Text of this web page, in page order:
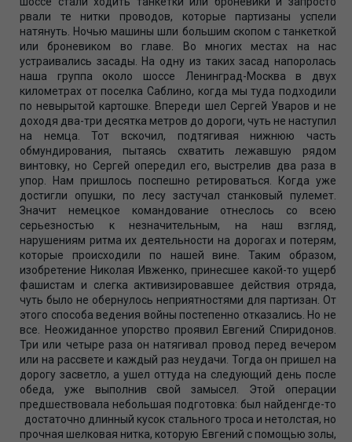
рвали те нитки проводов, которые партизаны успели
натянуть. Ночью машины шли большим скопом с танкеткой
или броневиком во главе. Во многих местах на нас
устраивались засады. На одну из таких засад напоролась
наша группа около шоссе Ленинград-Москва в двух
километрах от поселка Саблино, когда мы туда подходили
по невырытой картошке. Впереди шел Сергей Уваров и не
доходя два-три десятка метров до дороги, чуть не наступил
на немца. Тот вскочил, подтягивая нижнюю часть
обмундирования, пытаясь схватить лежавшую рядом
винтовку, но Сергей опередил его, выстрелив два раза в
упор. Нам пришлось поспешно ретироваться. Когда уже
достигли опушки, по лесу застучал станковый пулемет.
Значит немецкое командование отнеслось со всею
серьезностью к незначительным, на наш взгляд,
нарушениям ритма их деятельности на дорогах и потерям,
которые происходили по нашей вине. Таким образом,
изобретение Николая Ивженко, принесшее какой-то ущерб
фашистам и слегка активизировавшее действия отряда,
чуть было не обернулось неприятностями для партизан. От
этого способа ведения войны постепенно отказались. Но не
все. Неожиданное упорство проявил Евгений Спиридонов.
Три или четыре раза он натягивал провод перед вечером
или на рассвете и каждый раз неудачи. Тогда он пришел на
дорогу засветло, а ушел оттуда на следующий день после
обеда, уже выполнив свой замысел. Этой операции
предшествовала небольшая подготовка: был найденгде-то
достаточно длинный кусок стального троса и нетолстая, но
прочная шелковая нитка, которую Евгений с помощью золы,